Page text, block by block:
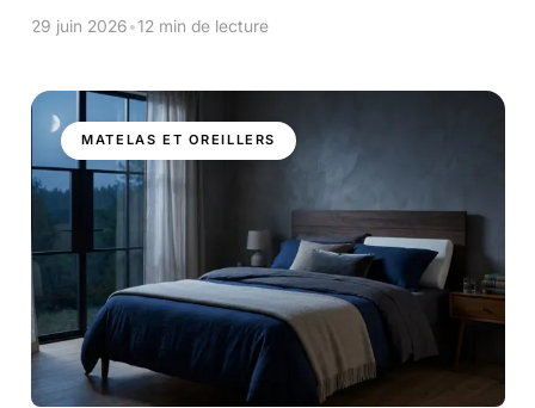
avec lesquelles elle entre […]
29 juin 2026•12 min de lecture
MATELAS ET OREILLERS